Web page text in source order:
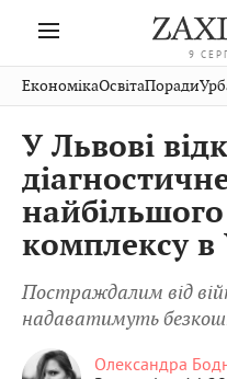
9
Івано-
Франківськ
Волинь
Закарпаття
Рівне
Шептицький
Стрий
ЕкономікаОсвітаПоради
У Львові
комплексу в
Постраждалим від
надаватимуть
Олександра